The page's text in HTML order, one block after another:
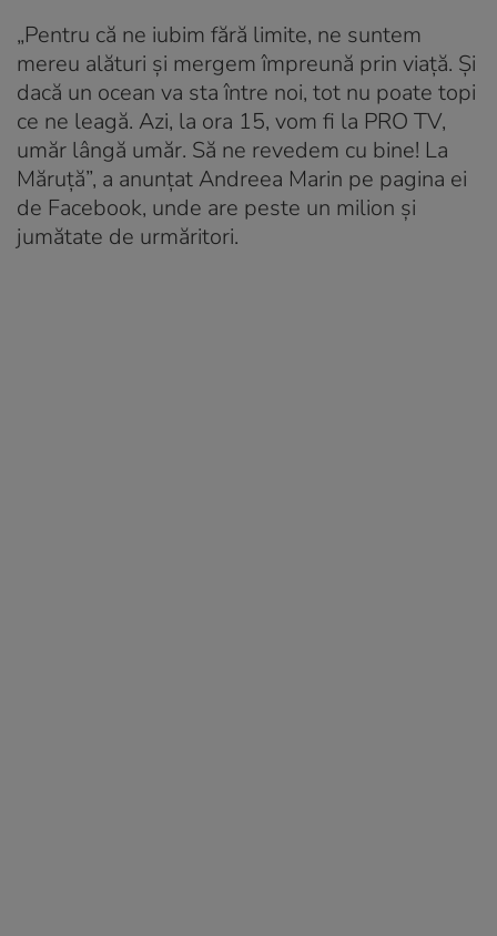
„Pentru că ne iubim fără limite, ne suntem
mereu alături și mergem împreună prin viață. Și
dacă un ocean va sta între noi, tot nu poate topi
ce ne leagă. Azi, la ora 15, vom fi la PRO TV,
umăr lângă umăr. Să ne revedem cu bine! La
Măruță”, a anunțat Andreea Marin pe pagina ei
de Facebook, unde are peste un milion și
jumătate de urmăritori.